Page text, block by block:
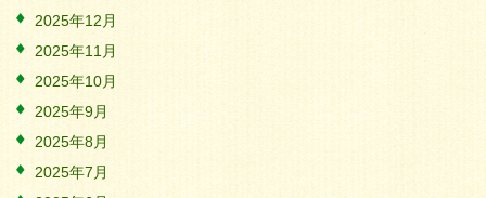
2025年12月
2025年11月
2025年10月
2025年9月
2025年8月
2025年7月